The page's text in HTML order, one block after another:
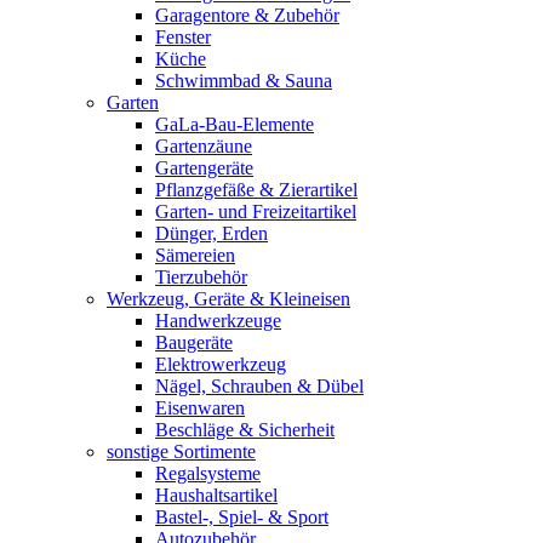
Garagentore & Zubehör
Fenster
Küche
Schwimmbad & Sauna
Garten
GaLa-Bau-Elemente
Gartenzäune
Gartengeräte
Pflanzgefäße & Zierartikel
Garten- und Freizeitartikel
Dünger, Erden
Sämereien
Tierzubehör
Werkzeug, Geräte & Kleineisen
Handwerkzeuge
Baugeräte
Elektrowerkzeug
Nägel, Schrauben & Dübel
Eisenwaren
Beschläge & Sicherheit
sonstige Sortimente
Regalsysteme
Haushaltsartikel
Bastel-, Spiel- & Sport
Autozubehör